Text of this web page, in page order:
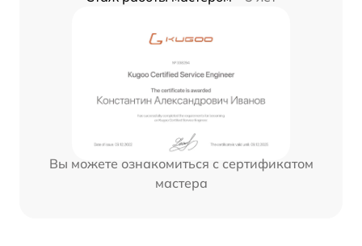
Вы можете ознакомиться с сертификатом
мастера